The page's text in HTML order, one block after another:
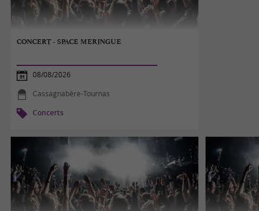
CONCERT - SPACE MERINGUE
08/08/2026
Cassagnabère-Tournas
Concerts